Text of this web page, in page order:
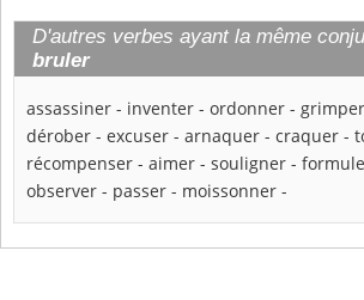
D'autres verbes ayant la même
bruler
assassiner - inventer - ordonner - grimper
dérober - excuser - arnaquer - craquer -
récompenser - aimer - souligner -
observer - passer - moissonner -